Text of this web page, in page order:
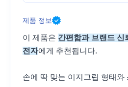
제품 정보
이 제품은 간편함과 브랜드 신
전자에게 추천됩니다.
손에 딱 맞는 이지그립 형태와